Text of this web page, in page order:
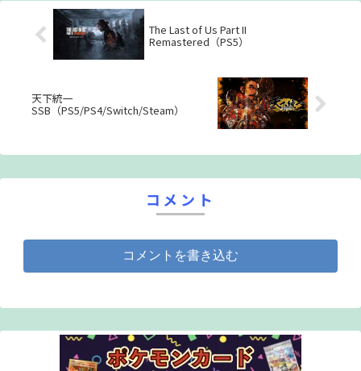
ピーエンドに導いた。 そしてそれからおよそ十年後の現在。 ……春。
さくら咲き乱れる出会いと別れのその季節。 かつて人類の未来を救っ
た少女たちは、 今はもう“魔法”を忘れ―ごくふつうの少女として生き
ていた。 誰もが当たり前に遭遇する、ごくごくふつうの当たり前な困
難に、 頭を抱え、迷い、生きる道を探してた。 そんなある日。 さくら
してください」 これは “魔法少女”のための物語……。 なんかでは、な
い。 これは、幸せを探し出すための物語。 これは、あなたの人生のた
めの、物語。 さくらもゆ“夜”の中……。 もう二度と、君が悲しまなく
The Last of Us Part II
Remastered（PS5）
天下統一
SSB（PS5/PS4/Switch/Steam）
コメント
コメントを書き込む